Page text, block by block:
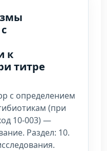
к
титре
с определением
(при
10-003) —
Раздел: 10.